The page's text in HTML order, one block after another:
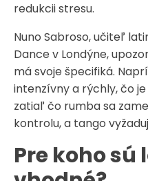
redukcii stresu.
Nuno Sabroso, učiteľ
Dance v Londýne,
má svoje špecifiká.
intenzívny a rýchly, čo
zatiaľ čo rumba sa
kontrolu, a tango
Pre koho